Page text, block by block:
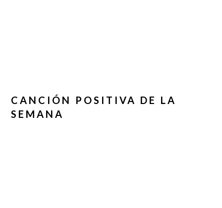
CANCIÓN POSITIVA DE LA
SEMANA